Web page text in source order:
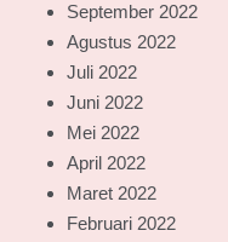
September 2022
Agustus 2022
Juli 2022
Juni 2022
Mei 2022
April 2022
Maret 2022
Februari 2022